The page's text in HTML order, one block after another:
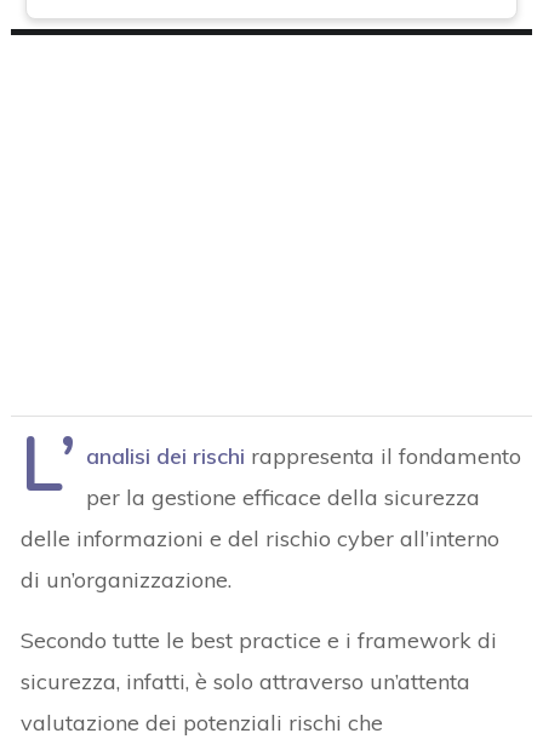
L’ analisi dei rischi rappresenta il fondamento
per la gestione efficace della sicurezza
delle informazioni e del rischio cyber all’interno
di un’organizzazione.
Secondo tutte le best practice e i framework di
sicurezza, infatti, è solo attraverso un’attenta
valutazione dei potenziali rischi che